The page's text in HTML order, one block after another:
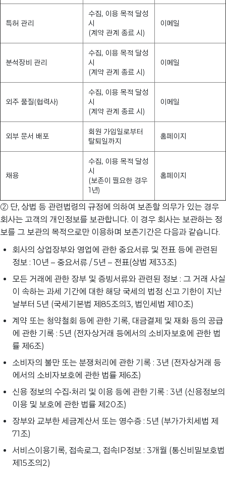
특허 관리
수집, 이용 목적 달성
시
(계약 관계 종료 시)
이메일
분석장비 관리
수집, 이용 목적 달성
시
(계약 관계 종료 시)
이메일
외주 품질(협력사)
수집, 이용 목적 달성
시
(계약 관계 종료 시)
이메일
외부 문서 배포
회원 가입일로부터
탈퇴일까지
홈페이지
채용
수집, 이용 목적 달성
시
(보존이 필요한 경우
1년)
홈페이지
② 단, 상법 등 관련법령의 규정에 의하여 보존할 의무가 있는 경우
회사는 고객의 개인정보를 보관합니다. 이 경우 회사는 보관하는 정
보를 그 보관의 목적으로만 이용하며 보존기간은 다음과 같습니다.
회사의 상업장부와 영업에 관한 중요서류 및 전표 등에 관련된
정보 : 10년 – 중요서류 / 5년 – 전표(상법 제33조)
모든 거래에 관한 장부 및 증빙서류와 관련된 정보 : 그 거래 사실
이 속하는 과세 기간에 대한 해당 국세의 법정 신고 기한이 지난
날부터 5년 (국세기본법 제85조의3, 법인세법 제10조)
계약 또는 청약철회 등에 관한 기록, 대금결제 및 재화 등의 공급
에 관한 기록 : 5년 (전자상거래 등에서의 소비자보호에 관한 법
률 제6조)
소비자의 불만 또는 분쟁처리에 관한 기록 : 3년 (전자상거래 등
에서의 소비자보호에 관한 법률 제6조)
신용 정보의 수집•처리 및 이용 등에 관한 기록 : 3년 (신용정보의
이용 및 보호에 관한 법률 제20조)
장부와 교부한 세금계산서 또는 영수증 : 5년 (부가가치세법 제
71조)
서비스이용기록, 접속로그, 접속IP정보 : 3개월 (통신비밀보호법
제15조의2)